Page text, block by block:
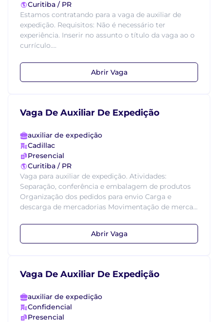
Curitiba / PR
Estamos contratando para a vaga de auxiliar de
expedição. Requisitos: Não é necessário ter
experiência. Inserir no assunto o título da vaga ao o
currículo....
Abrir Vaga
Vaga De Auxiliar De Expedição
auxiliar de expedição
Cadillac
Presencial
Curitiba / PR
Vaga para auxiliar de expedição. Atividades:
Separação, conferência e embalagem de produtos
Organização dos pedidos para envio Carga e
descarga de mercadorias Movimentação de merca...
Abrir Vaga
Vaga De Auxiliar De Expedição
auxiliar de expedição
Confidencial
Presencial